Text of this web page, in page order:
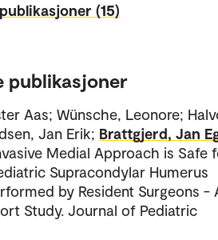
(15)
publikasjoner
Aas; Wünsche, Leonore;
Jan Erik; Brattgjerd, Jan
Medial Approach is Safe
Supracondylar Humerus
by Resident Surgeons -
Study. Journal of Pediatric